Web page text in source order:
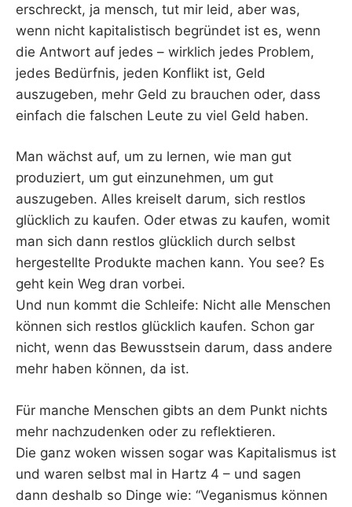
erschreckt, ja mensch, tut mir leid, aber was,
wenn nicht kapitalistisch begründet ist es, wenn
die Antwort auf jedes – wirklich jedes Problem,
jedes Bedürfnis, jeden Konflikt ist, Geld
auszugeben, mehr Geld zu brauchen oder, dass
einfach die falschen Leute zu viel Geld haben.
Man wächst auf, um zu lernen, wie man gut
produziert, um gut einzunehmen, um gut
auszugeben. Alles kreiselt darum, sich restlos
glücklich zu kaufen. Oder etwas zu kaufen, womit
man sich dann restlos glücklich durch selbst
hergestellte Produkte machen kann. You see? Es
geht kein Weg dran vorbei.
Und nun kommt die Schleife: Nicht alle Menschen
können sich restlos glücklich kaufen. Schon gar
nicht, wenn das Bewusstsein darum, dass andere
mehr haben können, da ist.
Für manche Menschen gibts an dem Punkt nichts
mehr nachzudenken oder zu reflektieren.
Die ganz woken wissen sogar was Kapitalismus ist
und waren selbst mal in Hartz 4 – und sagen
dann deshalb so Dinge wie: “Veganismus können